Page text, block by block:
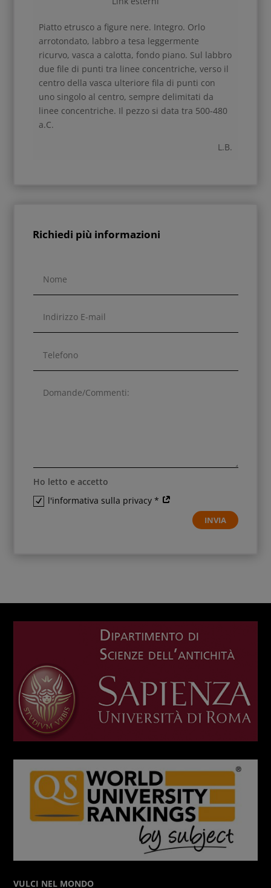
Piatto etrusco a figure nere. Integro. Orlo
arrotondato, labbro a tesa leggermente
ricurvo, vasca a calotta, fondo piano. Sul labbro
due file di punti tra linee concentriche, verso il
centro della vasca ulteriore fila di punti con
uno singolo al centro, sempre delimitati da
linee concentriche. Il pezzo si data tra 500-480
a.C.
L.B.
Richiedi più informazioni
Ho letto e accetto
l'informativa sulla privacy *
INVIA
VULCI NEL MONDO